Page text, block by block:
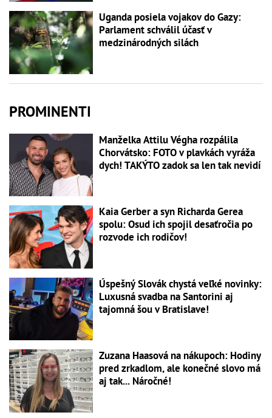
Uganda posiela vojakov do Gazy:
Parlament schválil účasť v
medzinárodných silách
PROMINENTI
Manželka Attilu Végha rozpálila
Chorvátsko: FOTO v plavkách vyráža
dych! TAKÝTO zadok sa len tak nevidí
Kaia Gerber a syn Richarda Gerea
spolu: Osud ich spojil desaťročia po
rozvode ich rodičov!
Úspešný Slovák chystá veľké novinky:
Luxusná svadba na Santorini aj
tajomná šou v Bratislave!
Zuzana Haasová na nákupoch: Hodiny
pred zrkadlom, ale konečné slovo má
aj tak... Náročné!